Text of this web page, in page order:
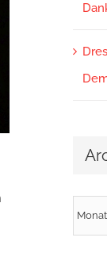
Archiv